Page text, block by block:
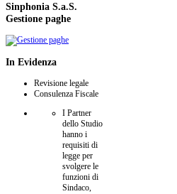
Sinphonia S.a.S.
Gestione paghe
In Evidenza
Revisione legale
Consulenza Fiscale
I Partner
dello Studio
hanno i
requisiti di
legge per
svolgere le
funzioni di
Sindaco,